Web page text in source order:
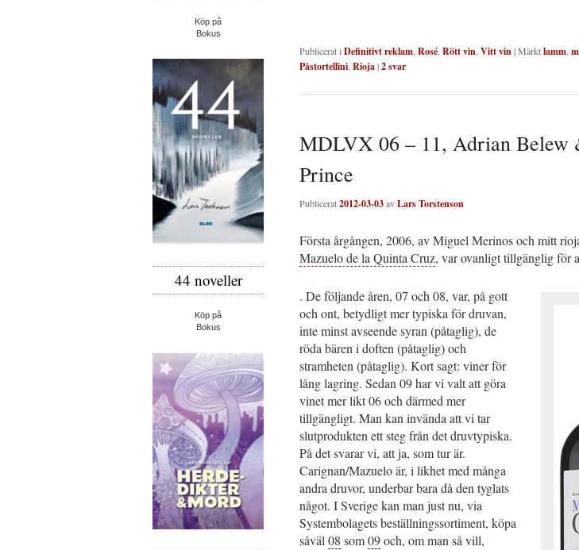
Publicerat i Definitivt reklam Rosé Rött vin Vitt vin|Märktlamm
Påstortellini Rioja|2svar
MDLVX 06 – 11, Adrian Belew
Prince
Publicerat2012-03-03avLars Torstenson
Första årgången, 2006, av Miguel Merinos och mitt
Mazuelo de la Quinta Cruz, var ovanligt tillgänglig för
. De följande åren, 07 och 08, var, på gott
och ont, betydligt mer typiska för druvan,
inte minst avseende syran (påtaglig), de
röda bären i doften (påtaglig) och
stramheten (påtaglig). Kort sagt: viner för
lång lagring. Sedan 09 har vi valt att göra
vinet mer likt 06 och därmed mer
tillgängligt. Man kan invända att vi tar
slutprodukten ett steg från det druvtypiska.
På det svarar vi, att ja, som tur är.
Carignan/Mazuelo är, i likhet med många
andra druvor, underbar bara då den tyglats
något. I Sverige kan man just nu, via
Systembolagets beställningssortiment, köpa
såväl 08 som09och, om man så vill,
Köp på
Bokus
44 noveller
Köp på
Bokus